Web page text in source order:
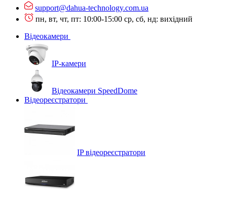
support@dahua-technology.com.ua
пн, вт, чт, пт: 10:00-15:00 ср, сб, нд: вихідний
Відеокамери
IP-камери
Відеокамери SpeedDome
Відеореєстратори
IP відеореєстратори